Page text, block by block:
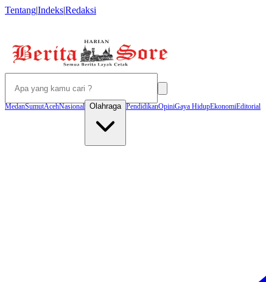
Tentang|Indeks|Redaksi
MedanSumutAcehNasional Olahraga PendidikanOpiniGaya HidupEkonomiEditorial